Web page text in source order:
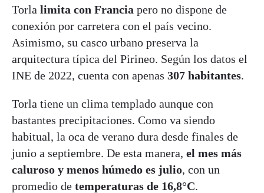
Torla limita con Francia pero no dispone de
conexión por carretera con el país vecino.
Asimismo, su casco urbano preserva la
arquitectura típica del Pirineo. Según los datos el
INE de 2022, cuenta con ​​apenas 307 habitantes.
Torla tiene un clima templado aunque con
bastantes precipitaciones. Como va siendo
habitual, la oca de verano dura desde finales de
junio a septiembre. De esta manera, el mes más
caluroso y menos húmedo es julio, con un
promedio de temperaturas de 16,8°C.